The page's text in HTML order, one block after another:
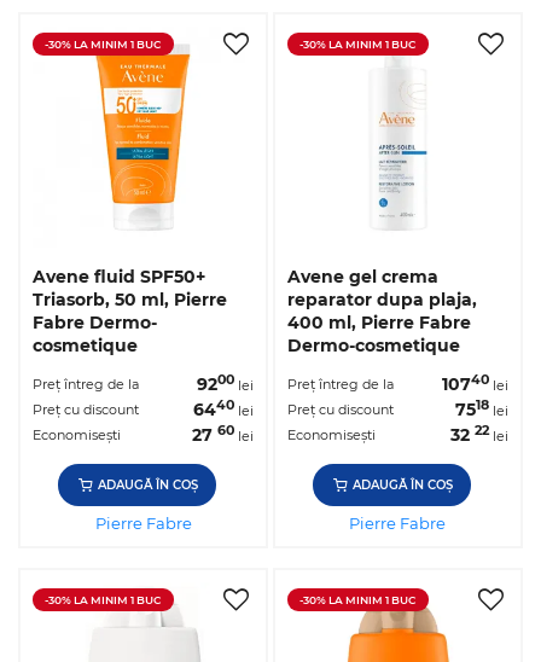
-30% LA MINIM 1 BUC
Avene fluid SPF50+
Triasorb, 50 ml, Pierre
Fabre Dermo-
cosmetique
Preț întreg de la 9200 lei
Preț cu discount
6440 lei
Economisești
2760 lei
ADAUGĂ ÎN COȘ
Pierre Fabre
-30% LA MINIM 1 BUC
Avene gel crema
reparator dupa plaja,
400 ml, Pierre Fabre
Dermo-cosmetique
Preț întreg de la 10740 lei
Preț cu discount
7518 lei
Economisești
32 22lei
ADAUGĂ ÎN COȘ
Pierre Fabre
-30% LA MINIM 1 BUC -30% LA MINIM 1 BUC